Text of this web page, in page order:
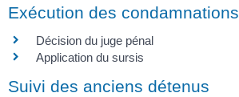
Exécution des condamnations
Décision du juge pénal
Application du sursis
Suivi des anciens détenus